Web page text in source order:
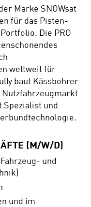
Marke SNOWsat
für das Pisten-
Die PRO
weltweit für
baut Kässbohrer
Spezialist und
(M/W/D)
und
und im